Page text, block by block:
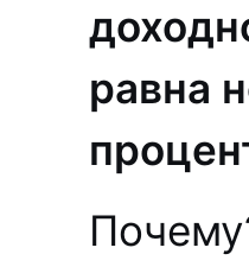
равна